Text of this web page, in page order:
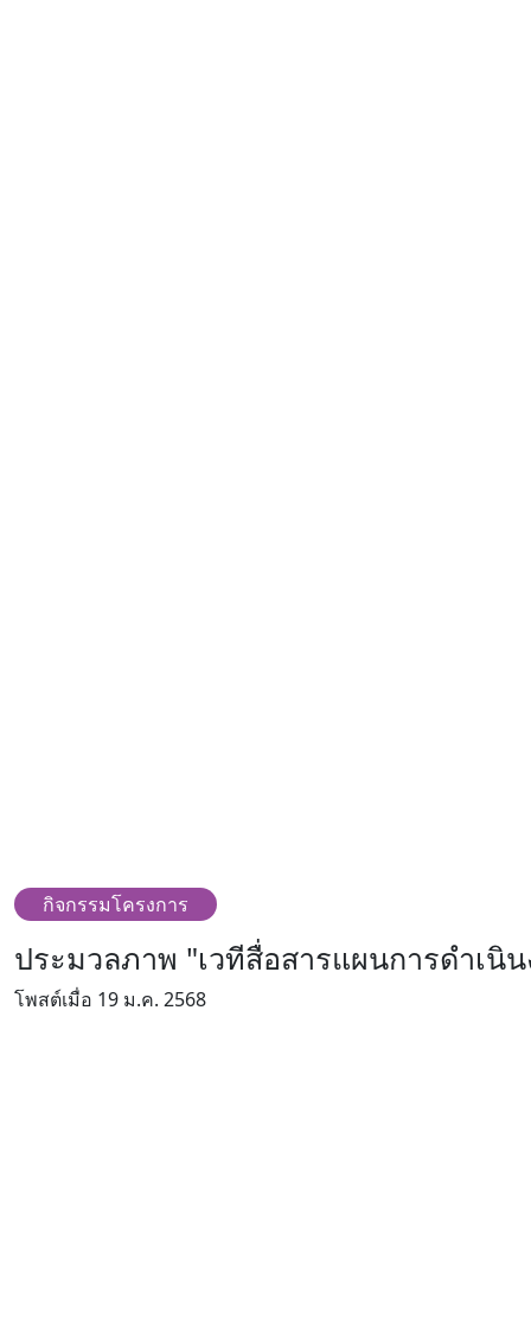
กิจกรรมโครงการ
ประมวลภาพ "เวทีสื่อสารแผนการดำเนิ
โพสต์เมื่อ 19 ม.ค. 2568